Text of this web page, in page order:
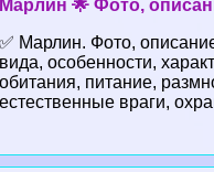
Марлин 🌟 Фото,
✅ Марлин. Фото,
вида, особенности,
обитания, питание,
естественные враги,